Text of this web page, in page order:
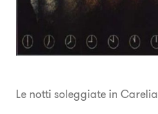
Le notti soleggiate in Carelia